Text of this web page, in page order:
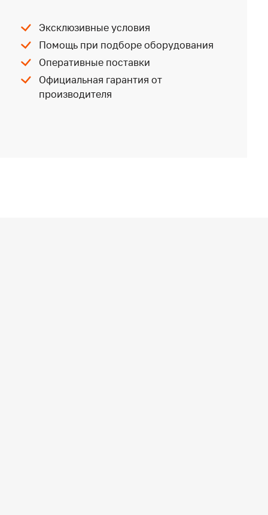
Эксклюзивные условия
Помощь при подборе оборудования
Оперативные поставки
Официальная гарантия от
производителя